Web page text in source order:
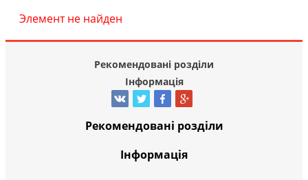
Элемент не найден
Рекомендовані розділи
Інформація
Рекомендовані розділи
Інформація